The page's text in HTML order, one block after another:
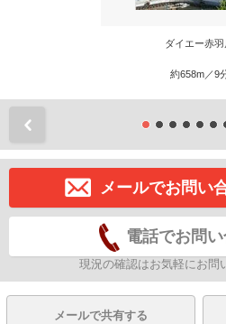
ダイエー赤羽
約658m／9
メールでお問い
電話でお問
現況の確認はお気軽にお問
メールで共有する